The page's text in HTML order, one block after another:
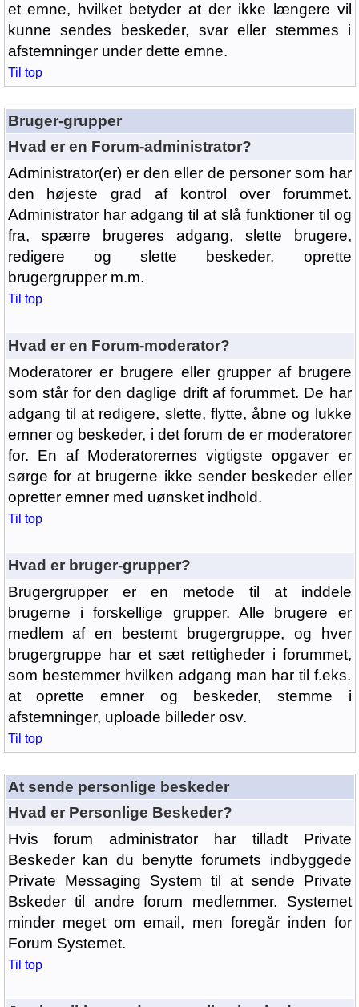
et emne, hvilket betyder at der ikke længere vil
kunne sendes beskeder, svar eller stemmes i
afstemninger under dette emne.
Til top
Bruger-grupper
Hvad er en Forum-administrator?
Administrator(er) er den eller de personer som har
den højeste grad af kontrol over forummet.
Administrator har adgang til at slå funktioner til og
fra, spærre brugeres adgang, slette brugere,
redigere og slette beskeder, oprette
brugergrupper m.m.
Til top
Hvad er en Forum-moderator?
Moderatorer er brugere eller grupper af brugere
som står for den daglige drift af forummet. De har
adgang til at redigere, slette, flytte, åbne og lukke
emner og beskeder, i det forum de er moderatorer
for. En af Moderatorernes vigtigste opgaver er
sørge for at brugerne ikke sender beskeder eller
opretter emner med uønsket indhold.
Til top
Hvad er bruger-grupper?
Brugergrupper er en metode til at inddele
brugerne i forskellige grupper. Alle brugere er
medlem af en bestemt brugergruppe, og hver
brugergruppe har et sæt rettigheder i forummet,
som bestemmer hvilken adgang man har til f.eks.
at oprette emner og beskeder, stemme i
afstemninger, uploade billeder osv.
Til top
At sende personlige beskeder
Hvad er Personlige Beskeder?
Hvis forum administrator har tilladt Private
Beskeder kan du benytte forumets indbyggede
Private Messaging System til at sende Private
Bskeder til andre forum medlemmer. Systemet
minder meget om email, men foregår inden for
Forum Systemet.
Til top